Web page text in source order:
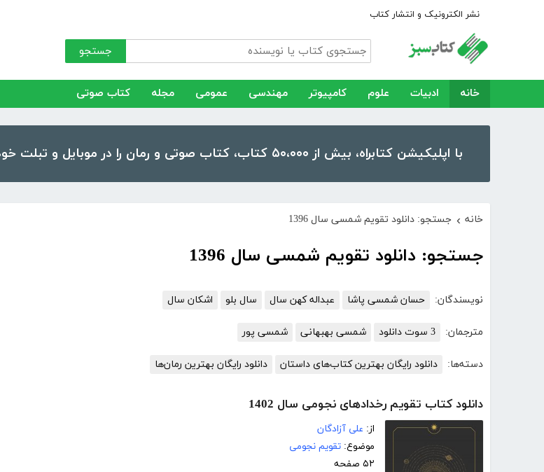
نشر الکترونیک و انتشار کتاب
جستجو
خانه ادبیات علوم کامپیوتر مهندسی عمومی مجله کتاب صوتی
با اپلیکیشن کتابراه، بیش از ۵۰،۰۰۰ کتاب، کتاب صوتی و رمان را در موبایل و تبلت خود داشته باشید!
خانه › جستجو: دانلود تقویم شمسی سال 1396
جستجو: دانلود تقویم شمسی سال 1396
نویسندگان: حسان شمسی پاشا عبداله کهن سال سال بلو اشکان سال
مترجمان: 3 سوت دانلود شمسی بهبهانی شمسی پور
دسته‌ها: دانلود رایگان بهترین کتاب‌های داستان دانلود رایگان بهترین رمان‌ها
دانلود کتاب تقویم رخدادهای نجومی سال 1402
از: علی آزادگان
موضوع: تقویم نجومی
۵۲ صفحه